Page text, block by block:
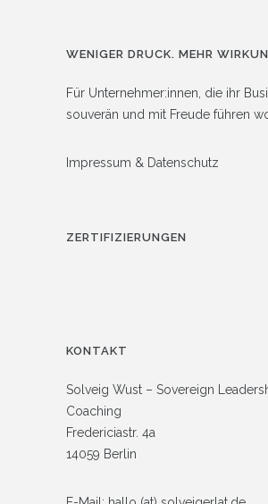
WENIGER DRUCK. MEHR
Für Unternehmer:innen, die ihr
souverän und mit Freude führen
Impressum & Datenschutz
ZERTIFIZIERUNGEN
KONTAKT
Solveig Wust – Sovereign
Coaching
Fredericiastr. 4a
14059 Berlin